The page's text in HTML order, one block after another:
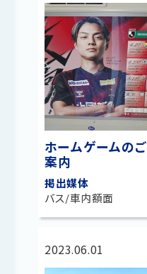
ホームゲームのご
案内
掲出媒体
バス/車内額面
2023.06.01